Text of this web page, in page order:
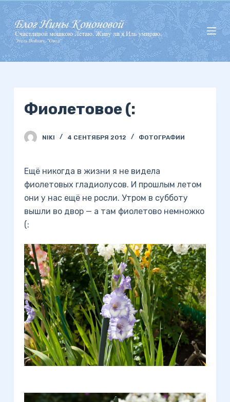
П
е
р
е
й
Фиолетовое (:
NIKI 4 СЕНТЯБРЯ 2012 ФОТОГРАФИИ
Ещё никогда в жизни я не видела
фиолетовых гладиолусов. И прошлым летом
они у нас ещё не росли. Утром в субботу
вышли во двор — а там фиолетово немножко
(: